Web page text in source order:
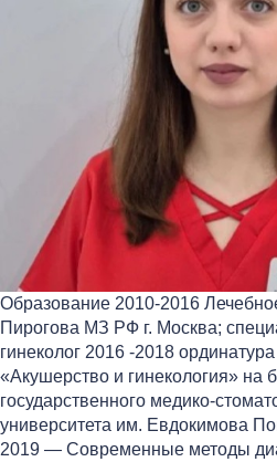
Образование 2010-2016
Пирогова МЗ РФ г. Москва;
гинеколог 2016 -2018
«Акушерство и гинекология» на
государственного медико-
университета им. Евдокимова
2019 — Современные методы